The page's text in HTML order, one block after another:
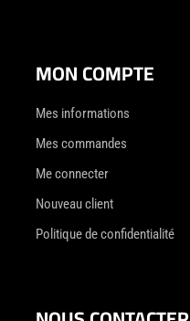
MON COMPTE
Mes informations
Mes commandes
Me connecter
Nouveau client
Politique de confidentialité